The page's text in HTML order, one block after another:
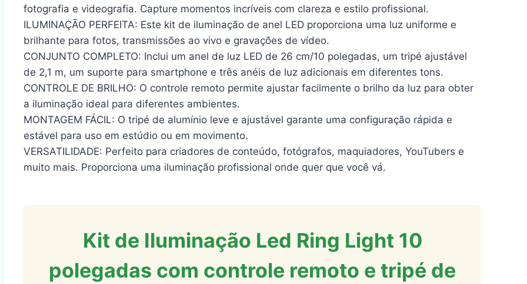
fotografia e videografia. Capture momentos incríveis com clareza e estilo profissional.
ILUMINAÇÃO PERFEITA: Este kit de iluminação de anel LED proporciona uma luz uniforme e
brilhante para fotos, transmissões ao vivo e gravações de vídeo.
CONJUNTO COMPLETO: Inclui um anel de luz LED de 26 cm/10 polegadas, um tripé ajustável
de 2,1 m, um suporte para smartphone e três anéis de luz adicionais em diferentes tons.
CONTROLE DE BRILHO: O controle remoto permite ajustar facilmente o brilho da luz para obter
a iluminação ideal para diferentes ambientes.
MONTAGEM FÁCIL: O tripé de alumínio leve e ajustável garante uma configuração rápida e
estável para uso em estúdio ou em movimento.
VERSATILIDADE: Perfeito para criadores de conteúdo, fotógrafos, maquiadores, YouTubers e
muito mais. Proporciona uma iluminação profissional onde quer que você vá.
Kit de Iluminação Led Ring Light 10
polegadas com controle remoto e tripé de